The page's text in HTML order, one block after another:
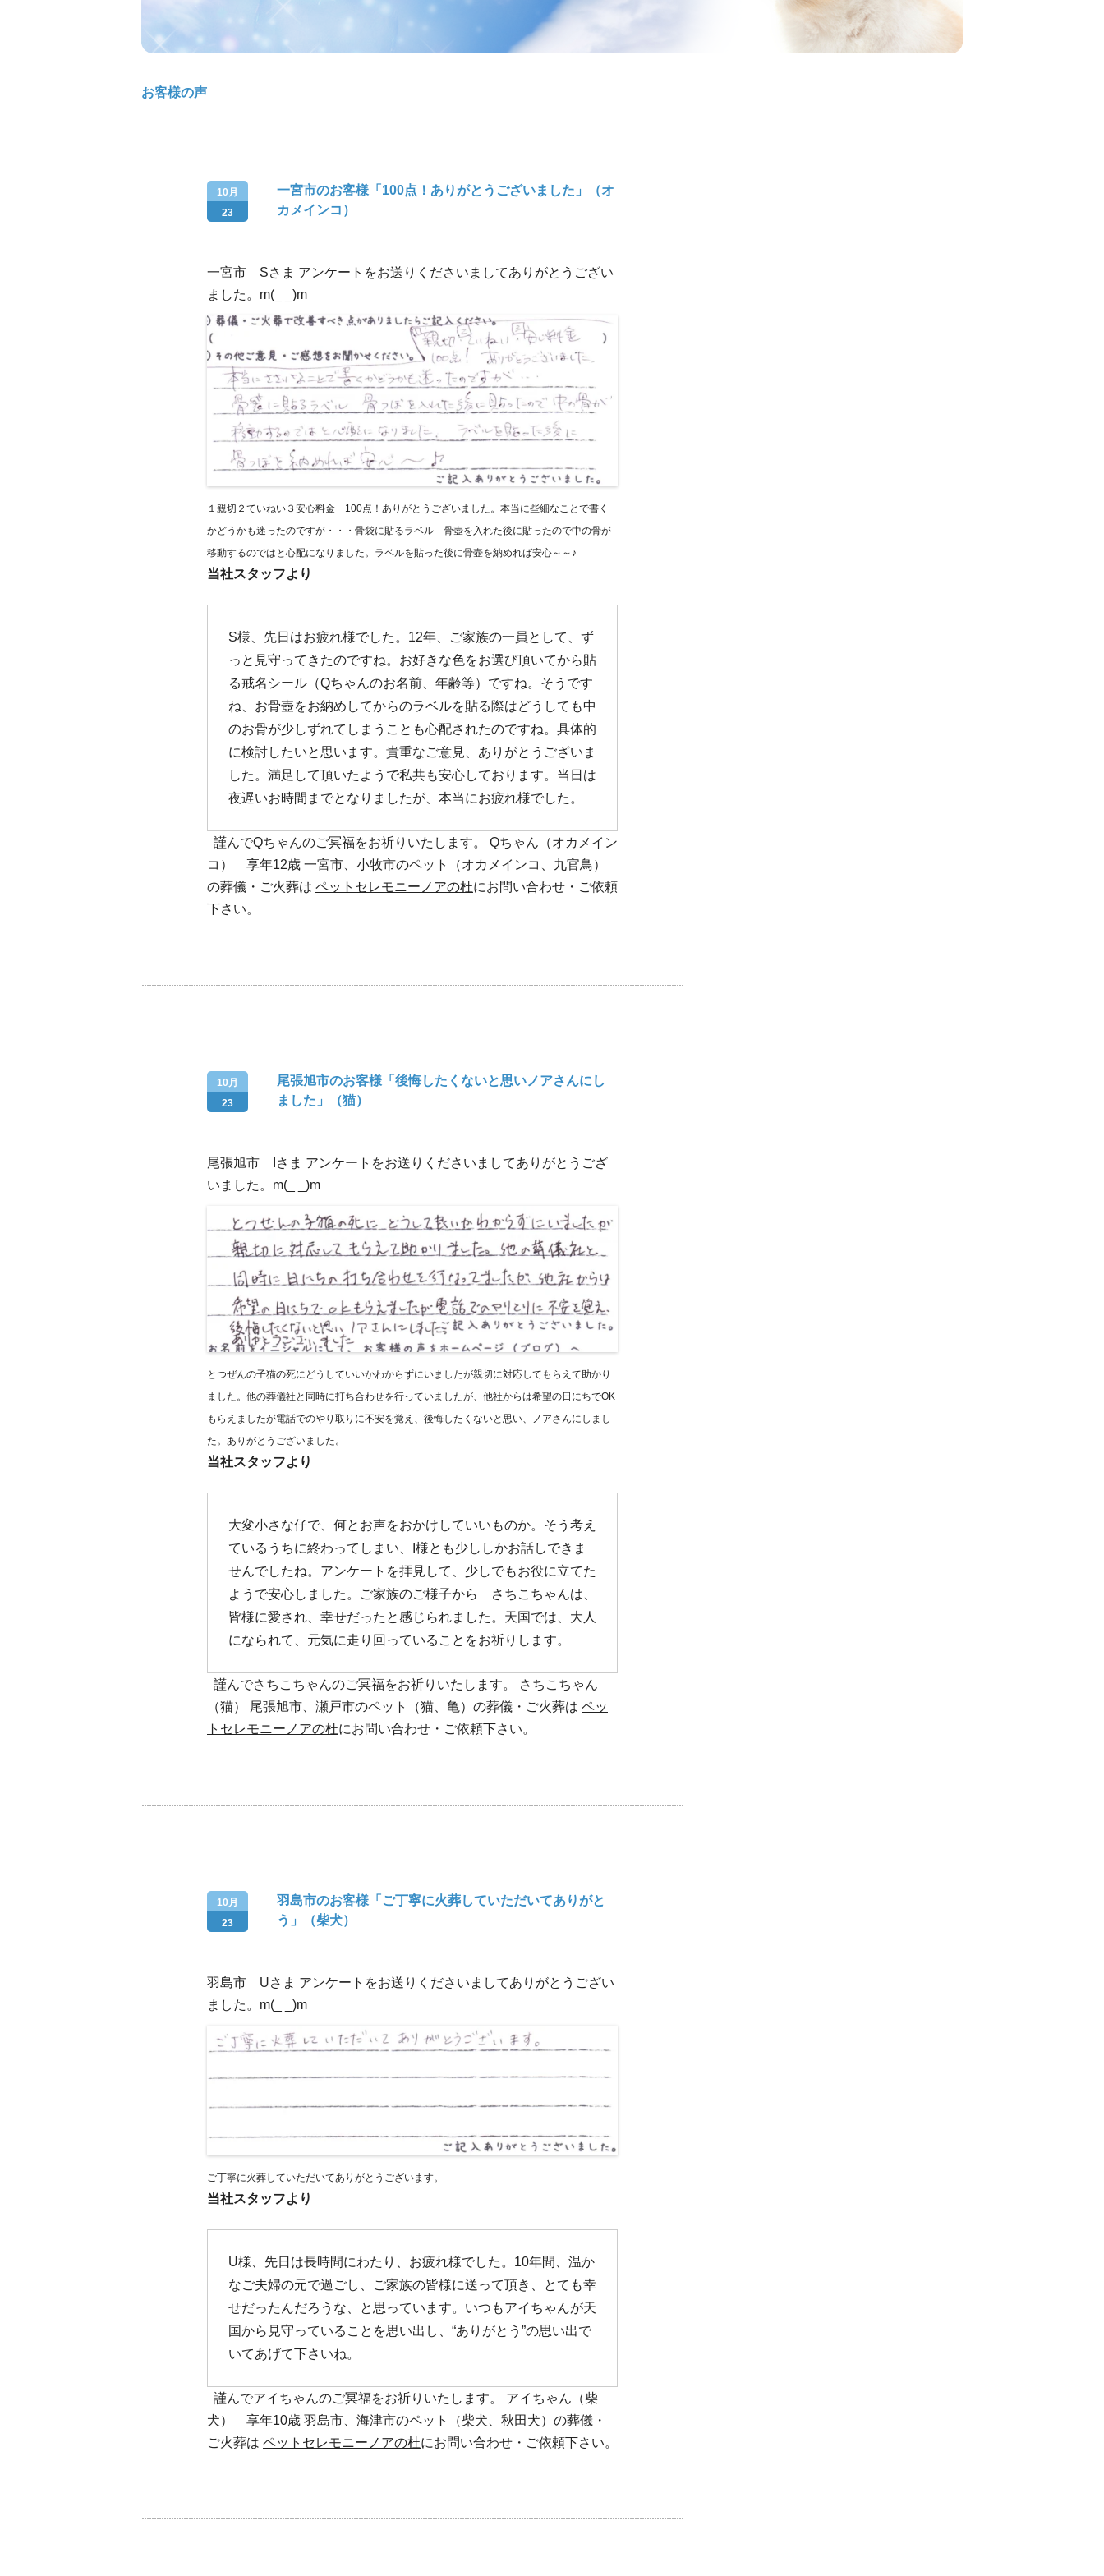
お客様の声
10月
23
一宮市のお客様「100点！ありがとうございました」（オ
カメインコ）
一宮市 Sさま アンケートをお送りくださいましてありがとうござい
ました。m(_ _)m
１親切２ていねい３安心料金 100点！ありがとうございました。本当に些細なことで書く
かどうかも迷ったのですが・・・骨袋に貼るラベル 骨壺を入れた後に貼ったので中の骨が
移動するのではと心配になりました。ラベルを貼った後に骨壺を納めれば安心～～♪
当社スタッフより
S様、先日はお疲れ様でした。12年、ご家族の一員として、ず
っと見守ってきたのですね。お好きな色をお選び頂いてから貼
る戒名シール（Qちゃんのお名前、年齢等）ですね。そうです
ね、お骨壺をお納めしてからのラベルを貼る際はどうしても中
のお骨が少しずれてしまうことも心配されたのですね。具体的
に検討したいと思います。貴重なご意見、ありがとうございま
した。満足して頂いたようで私共も安心しております。当日は
夜遅いお時間までとなりましたが、本当にお疲れ様でした。
謹んでQちゃんのご冥福をお祈りいたします。 Qちゃん（オカメイン
コ） 享年12歳 一宮市、小牧市のペット（オカメインコ、九官鳥）
の葬儀・ご火葬は ペットセレモニーノアの杜にお問い合わせ・ご依頼
下さい。
10月
23
尾張旭市のお客様「後悔したくないと思いノアさんにし
ました」（猫）
尾張旭市 Iさま アンケートをお送りくださいましてありがとうござ
いました。m(_ _)m
とつぜんの子猫の死にどうしていいかわからずにいましたが親切に対応してもらえて助かり
ました。他の葬儀社と同時に打ち合わせを行っていましたが、他社からは希望の日にちでOK
もらえましたが電話でのやり取りに不安を覚え、後悔したくないと思い、ノアさんにしまし
た。ありがとうございました。
当社スタッフより
大変小さな仔で、何とお声をおかけしていいものか。そう考え
ているうちに終わってしまい、I様とも少ししかお話しできま
せんでしたね。アンケートを拝見して、少しでもお役に立てた
ようで安心しました。ご家族のご様子から さちこちゃんは、
皆様に愛され、幸せだったと感じられました。天国では、大人
になられて、元気に走り回っていることをお祈りします。
謹んでさちこちゃんのご冥福をお祈りいたします。 さちこちゃん
（猫） 尾張旭市、瀬戸市のペット（猫、亀）の葬儀・ご火葬は ペッ
トセレモニーノアの杜にお問い合わせ・ご依頼下さい。
10月
23
羽島市のお客様「ご丁寧に火葬していただいてありがと
う」（柴犬）
羽島市 Uさま アンケートをお送りくださいましてありがとうござい
ました。m(_ _)m
ご丁寧に火葬していただいてありがとうございます。
当社スタッフより
U様、先日は長時間にわたり、お疲れ様でした。10年間、温か
なご夫婦の元で過ごし、ご家族の皆様に送って頂き、とても幸
せだったんだろうな、と思っています。いつもアイちゃんが天
国から見守っていることを思い出し、“ありがとう”の思い出で
いてあげて下さいね。
謹んでアイちゃんのご冥福をお祈りいたします。 アイちゃん（柴
犬） 享年10歳 羽島市、海津市のペット（柴犬、秋田犬）の葬儀・
ご火葬は ペットセレモニーノアの杜にお問い合わせ・ご依頼下さい。